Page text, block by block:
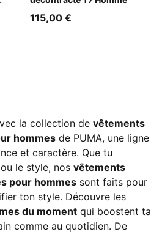
115,00 €
la collection de vêtements
hommes de PUMA, une ligne
et caractère. Que tu
le style, nos vêtements
pour hommes sont faits pour
ton style. Découvre les
du moment qui boostent ta
comme au quotidien. De